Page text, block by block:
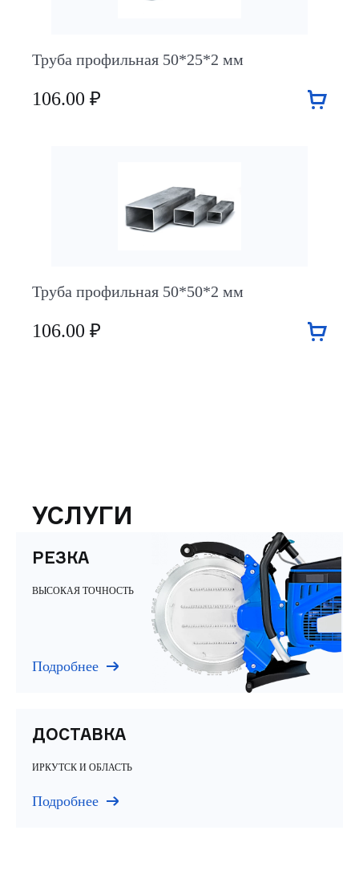
Труба профильная 50*25*2 мм
106.00 ₽
Труба профильная 50*50*2 мм
106.00 ₽
УСЛУГИ
РЕЗКА
ВЫСОКАЯ ТОЧНОСТЬ
Подробнее
ДОСТАВКА
ИРКУТСК И ОБЛАСТЬ